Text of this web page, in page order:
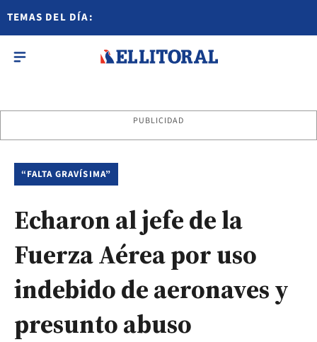
TEMAS DEL DÍA:
PUBLICIDAD
“FALTA GRAVÍSIMA”
Echaron al jefe de la
Fuerza Aérea por uso
indebido de aeronaves y
presunto abuso